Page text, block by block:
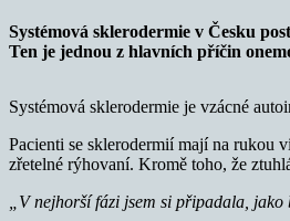
Systémová sklerodermie v Česku
Ten je jednou z hlavních příčin
Systémová sklerodermie je vzácné
Pacienti se sklerodermií mají na rukou
zřetelné rýhovaní. Kromě toho, že
„V nejhorší fázi jsem si připadala,